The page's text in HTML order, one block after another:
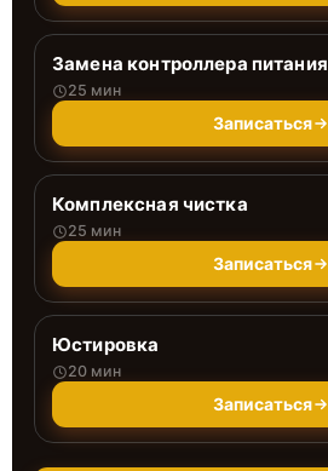
Замена контроллера питания
25 мин
Записаться
Комплексная чистка
25 мин
Записаться
Юстировка
20 мин
Записаться